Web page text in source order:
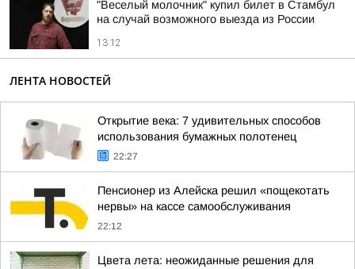
"Веселый молочник" купил билет в Стамбул
на случай возможного выезда из России
13:12
ЛЕНТА НОВОСТЕЙ
Открытие века: 7 удивительных способов
использования бумажных полотенец
22:27
Пенсионер из Алейска решил «пощекотать
нервы» на кассе самообслуживания
22:12
Цвета лета: неожиданные решения для